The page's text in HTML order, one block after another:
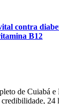
contra
B12
de Cuiabá e
24